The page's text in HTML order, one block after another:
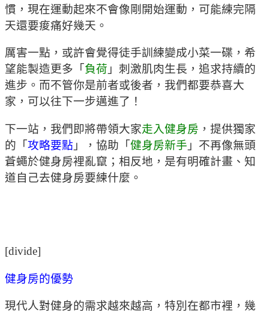
慣，現在運動起來不會像剛開始運動，可能練完隔
天還要痠痛好幾天。
厲害一點，或許會覺得徒手訓練變成小菜一碟，希
望能製造更多「 負荷 」刺激肌肉生長，追求持續的
進步。而不管你是前者或後者，我們都要恭喜大
家，可以往下一步邁進了！
下一站，我們即將帶領大家走入健身房 ，提供獨家
的「 攻略要點 」，協助「 健身房新手 」不再像無頭
蒼蠅於健身房裡亂竄；相反地，是有明確計畫、知
道自己去健身房要練什麼。
[divide]
健身房的優勢
現代人對健身的需求越來越高，特別在都市裡，幾